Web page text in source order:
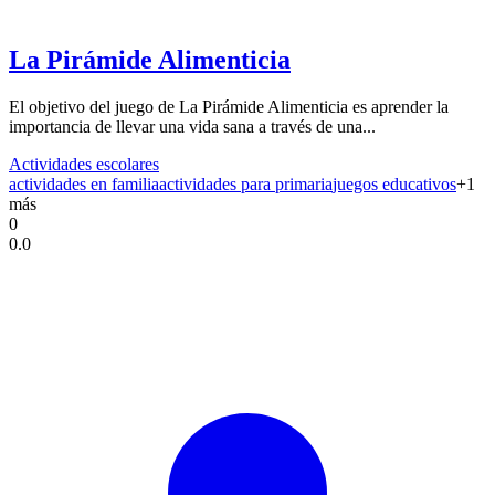
La Pirámide Alimenticia
El objetivo del juego de La Pirámide Alimenticia es aprender la
importancia de llevar una vida sana a través de una...
Actividades escolares
actividades en familiaactividades para primariajuegos educativos+1
más
0
0.0